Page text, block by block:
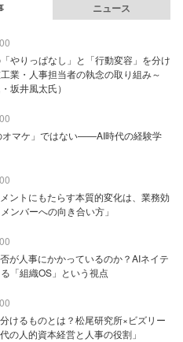
ニュース
「やりっぱなし」と「行動変容」を分け
業・人事担当者の執念の取り組み～
坂井風太氏）
オマケ」ではない——AI時代の経験学
ントにもたらす本質的変化は、業務効
ンバーへの向き合い方」
が人事にかかっているのか？AIネイテ
「組織OS」という視点
けるものとは？松尾研究所×ビズリー
の人的資本経営と人事の役割」